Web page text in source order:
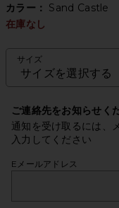
カラー： Sand Castle
在庫なし
サイズ
ご連絡先をお知らせく
通知を受け取るには、
入力してください
Eメールアドレス